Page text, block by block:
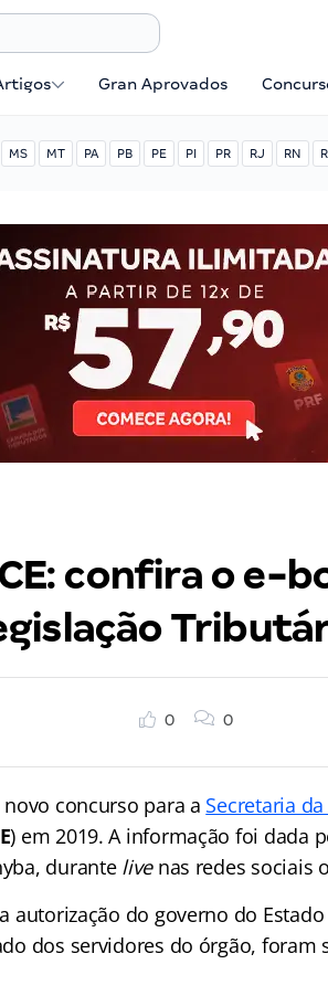
Gran Aprovados
MS MT PA PB PE PI PR RJ RN
confira o e-
0 0
concurso para a Secretaria
) em 2019. A informação foi dada
durante livenas redes sociais
autorização do governo do
dos servidores do órgão, foram